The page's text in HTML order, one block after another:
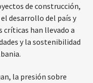
de construcción,
desarrollo del país y
críticas han llevado a
y la sostenibilidad
la presión sobre